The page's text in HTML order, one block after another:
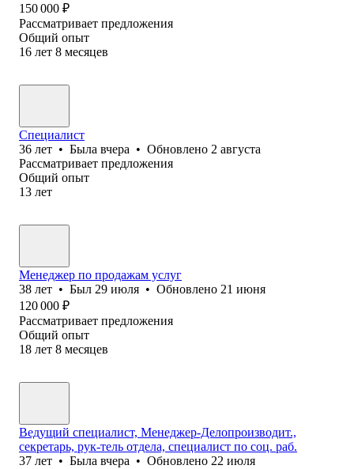
150 000 ₽
Рассматривает предложения
Общий опыт
16 лет 8 месяцев
Специалист
36 лет • Была вчера • Обновлено 2 августа
Рассматривает предложения
Общий опыт
13 лет
Менеджер по продажам услуг
38 лет • Был 29 июля • Обновлено 21 июня
120 000 ₽
Рассматривает предложения
Общий опыт
18 лет 8 месяцев
Ведущий специалист, Менеджер-Делопроизводит.,
секретарь, рук-тель отдела, специалист по соц. раб.
37 лет • Была вчера • Обновлено 22 июля